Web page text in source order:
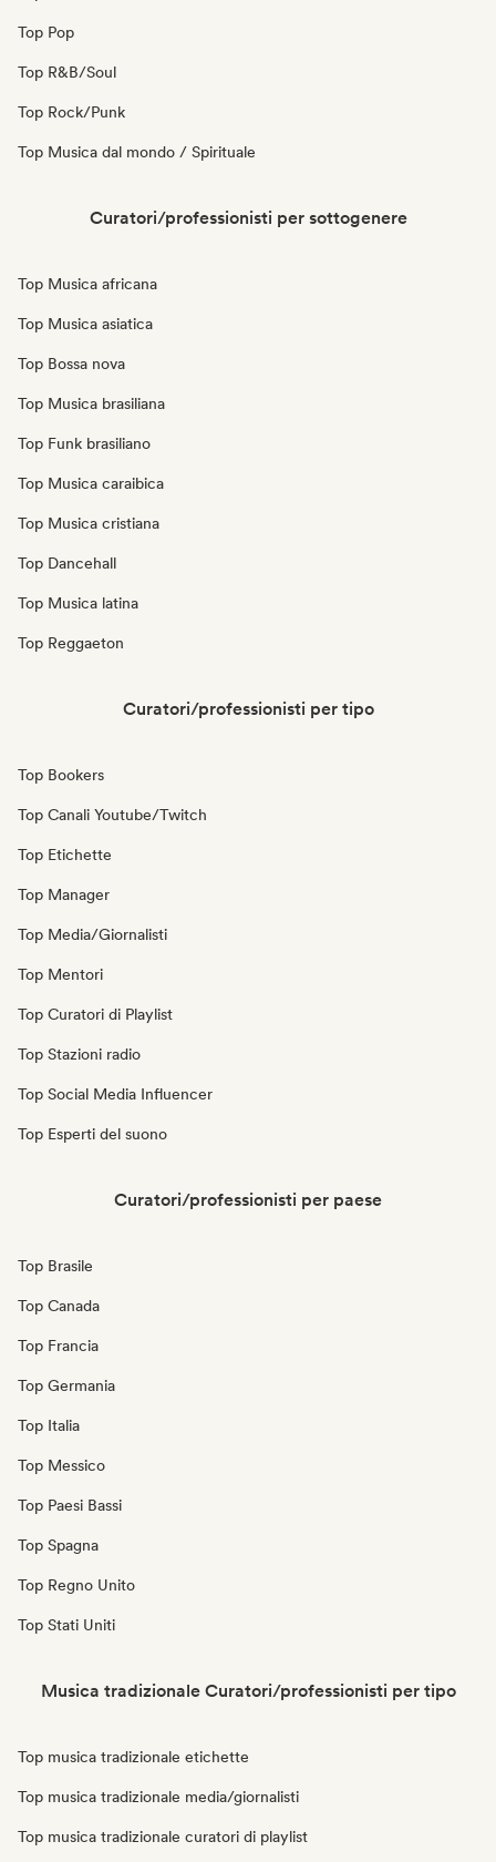
Top Pop
Top R&B/Soul
Top Rock/Punk
Top Musica dal mondo / Spirituale
Curatori/professionisti per sottogenere
Top Musica africana
Top Musica asiatica
Top Bossa nova
Top Musica brasiliana
Top Funk brasiliano
Top Musica caraibica
Top Musica cristiana
Top Dancehall
Top Musica latina
Top Reggaeton
Curatori/professionisti per tipo
Top Bookers
Top Canali Youtube/Twitch
Top Etichette
Top Manager
Top Media/Giornalisti
Top Mentori
Top Curatori di Playlist
Top Stazioni radio
Top Social Media Influencer
Top Esperti del suono
Curatori/professionisti per paese
Top Brasile
Top Canada
Top Francia
Top Germania
Top Italia
Top Messico
Top Paesi Bassi
Top Spagna
Top Regno Unito
Top Stati Uniti
Musica tradizionale Curatori/professionisti per tipo
Top musica tradizionale etichette
Top musica tradizionale media/giornalisti
Top musica tradizionale curatori di playlist